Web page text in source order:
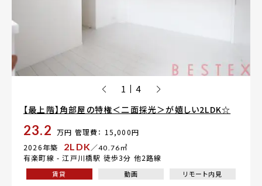
1 | 4
【最上階】角部屋の特権＜二面採光＞が嬉しい2LDK☆
23.2 万円 管理費： 15,000円
2026年築
2LDK ／40.76㎡
有楽町線 -江戸川橋駅 徒歩3分 他2路線
賃貸 動画 リモート内見